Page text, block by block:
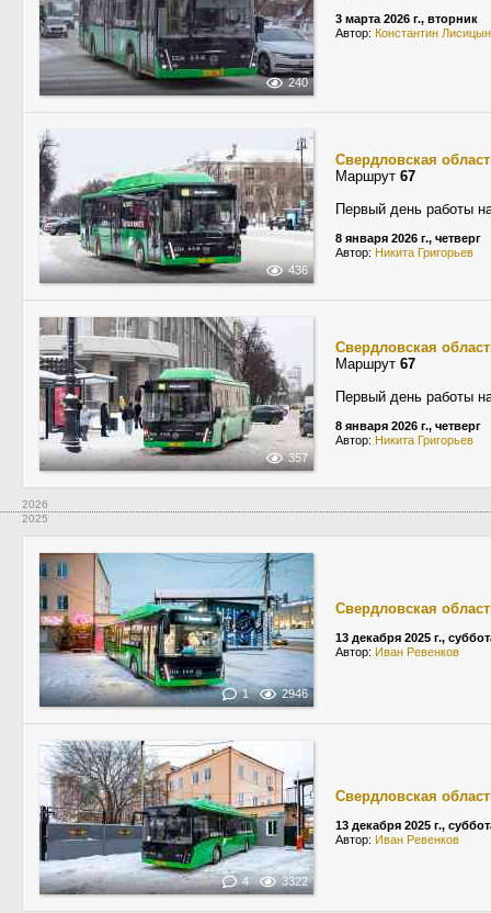
240
3 марта 2026 г., вторник
Автор: Константин Лисицын
436
Свердловская
Маршрут 67
Первый день работы
8 января 2026 г., четверг
Автор: Никита Григорьев
357
Свердловская
Маршрут 67
Первый день работы
8 января 2026 г., четверг
Автор: Никита Григорьев
2026
2025
1 2946
Свердловская
13 декабря 2025 г.,
Автор: Иван Ревенков
4 3322
Свердловская
13 декабря 2025 г.,
Автор: Иван Ревенков